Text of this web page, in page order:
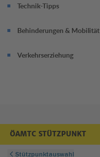
Technik-Tipps
Behinderungen & Mobilität
Verkehrserziehung
ÖAMTC STÜTZPUNKT